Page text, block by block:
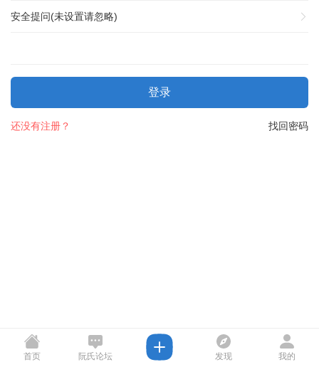
安全提问(未设置请忽略)
登录
找回密码
还没有注册？
首页 阮氏论坛 发现 我的